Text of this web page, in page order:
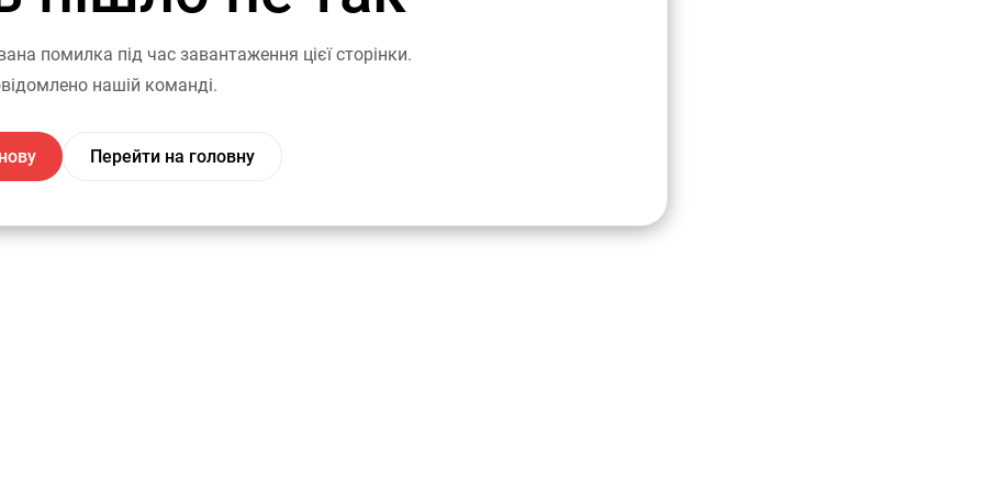
помилка під час завантаження цієї сторінки.
нашій команді.
Перейти на головну